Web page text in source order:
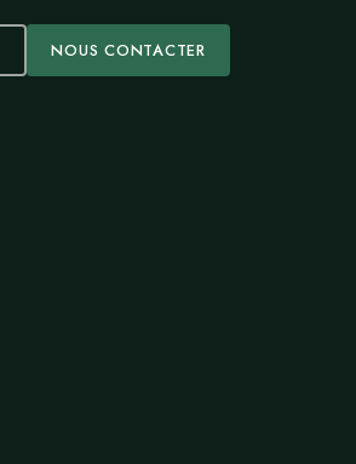
NOUS CONTACTER